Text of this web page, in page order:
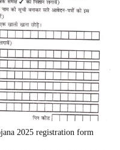
2025 registration form